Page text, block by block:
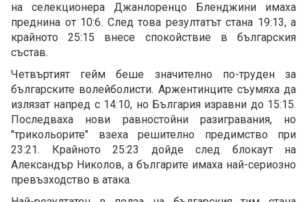
на селекционера Джанлоренцо Бленджини имаха
преднина от 10:6. След това резултатът стана 19:13, а
крайното 25:15 внесе спокойствие в българския
състав.
Четвъртият гейм беше значително по-труден за
българските волейболисти. Аржентинците съумяха да
излязат напред с 14:10, но България изравни до 15:15.
Последваха нови равностойни разигравания, но
"трикольорите" взеха решително предимство при
23:21. Крайното 25:23 дойде след блокаут на
Александър Николов, а българите имаха най-сериозно
превъзходство в атака.